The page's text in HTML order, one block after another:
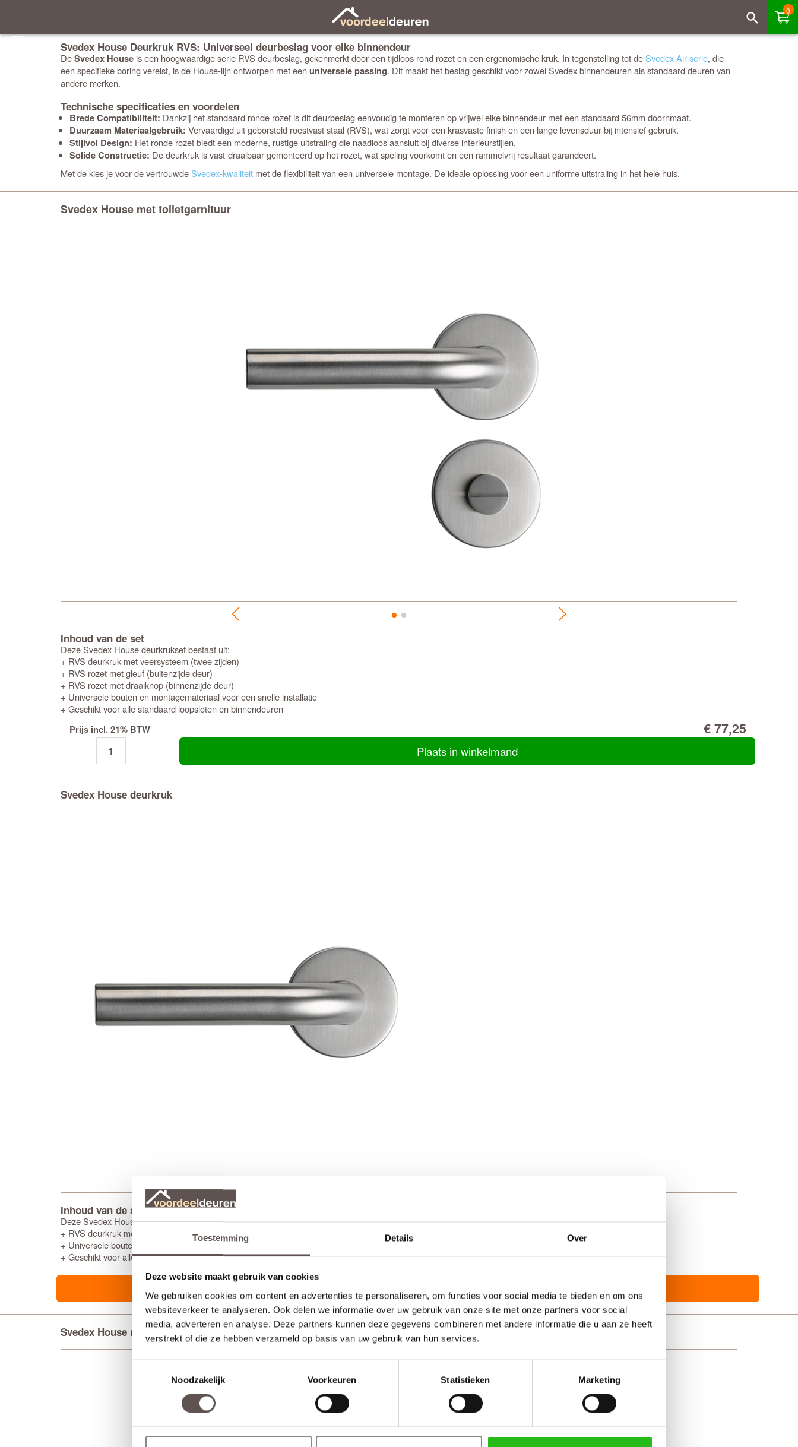
Toestemming Details Over
Deze website maakt gebruik van cookies
We gebruiken cookies om content en advertenties te personaliseren, om functies voor social media te bieden en om ons
websiteverkeer te analyseren. Ook delen we informatie over uw gebruik van onze site met onze partners voor social
media, adverteren en analyse. Deze partners kunnen deze gegevens combineren met andere informatie die u aan ze heeft
verstrekt of die ze hebben verzameld op basis van uw gebruik van hun services.
Noodzakelijk
Voorkeuren Statistieken Marketing
0
Svedex House Deurkruk RVS: Universeel deurbeslag voor elke binnendeur
DeSvedex House is een hoogwaardige serie RVS deurbeslag, gekenmerkt door een tijdloos rond rozet en een ergonomische kruk. In tegenstelling tot deSvedex Air-serie, die
een specifieke boring vereist, is de House-lijn ontworpen met eenuniversele passing. Dit maakt het beslag geschikt voor zowel Svedex binnendeuren als standaard deuren van
andere merken.
Technische specificaties en voordelen
Brede Compatibiliteit: Dankzij het standaard ronde rozet is dit deurbeslag eenvoudig te monteren op vrijwel elke binnendeur met een standaard 56mm doornmaat.
Duurzaam Materiaalgebruik: Vervaardigd uit geborsteld roestvast staal (RVS), wat zorgt voor een krasvaste finish en een lange levensduur bij intensief gebruik.
Stijlvol Design: Het ronde rozet biedt een moderne, rustige uitstraling die naadloos aansluit bij diverse interieurstijlen.
Solide Constructie: De deurkruk is vast-draaibaar gemonteerd op het rozet, wat speling voorkomt en een rammelvrij resultaat garandeert.
Met dekies je voor de vertrouwdeSvedex-kwaliteit met de flexibiliteit van een universele montage. De ideale oplossing voor een uniforme uitstraling in het hele huis.
Svedex House met toiletgarnituur
Inhoud van de set
Deze Svedex House deurkrukset bestaat uit:
+ RVS deurkruk met veersysteem (twee zijden)
+ RVS rozet met gleuf (buitenzijde deur)
+ RVS rozet met draaiknop (binnenzijde deur)
+ Universele bouten en montagemateriaal voor een snelle installatie
+ Geschikt voor alle standaard loopsloten en binnendeuren
Prijs incl. 21% BTW
€ 77,25
Plaats in winkelmand
Svedex House deurkruk
Inhoud van de set
Deze Svedex House deurkrukset bestaat uit:
+ RVS deurkruk met veersysteem (twee zijden)
+ Universele bouten en montagemateriaal voor een snelle installatie
+ Geschikt voor alle standaard loopsloten en binnendeuren
Productinformatie
Svedex House met cilinderrozet